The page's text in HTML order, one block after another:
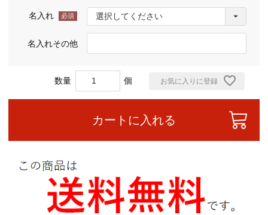
須)
名入れ
須)
名入れその他
お気に入りに登録
カートに入れる